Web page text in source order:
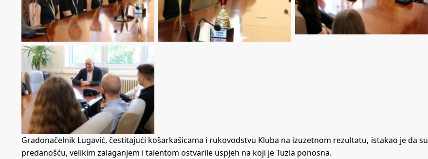
Gradonačelnik Lugavić, čestitajući košarkašicama i rukovodstvu Kluba na izuzetnom rezultatu, istakao je da su
predanošću, velikim zalaganjem i talentom ostvarile uspjeh na koji je Tuzla ponosna.